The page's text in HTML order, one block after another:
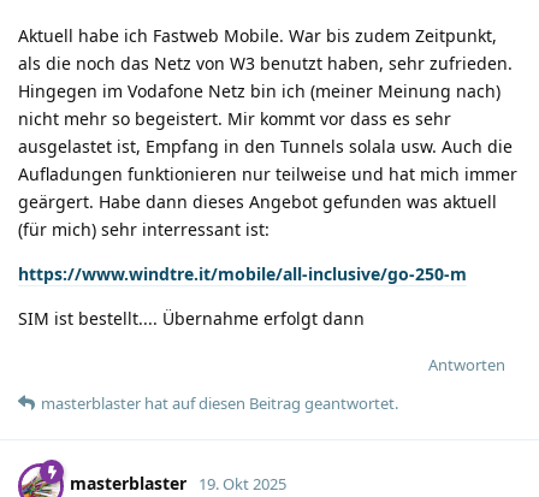
Aktuell habe ich Fastweb Mobile. War bis zudem Zeitpunkt,
als die noch das Netz von W3 benutzt haben, sehr zufrieden.
Hingegen im Vodafone Netz bin ich (meiner Meinung nach)
nicht mehr so begeistert. Mir kommt vor dass es sehr
ausgelastet ist, Empfang in den Tunnels solala usw. Auch die
Aufladungen funktionieren nur teilweise und hat mich immer
geärgert. Habe dann dieses Angebot gefunden was aktuell
(für mich) sehr interressant ist:
https://www.windtre.it/mobile/all-inclusive/go-250-m
SIM ist bestellt.... Übernahme erfolgt dann
Antworten
masterblaster hatauf diesen Beitrag geantwortet.
masterblaster 19. Okt 2025